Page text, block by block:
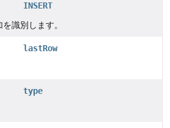
INSERT
識別します。
lastRow
type